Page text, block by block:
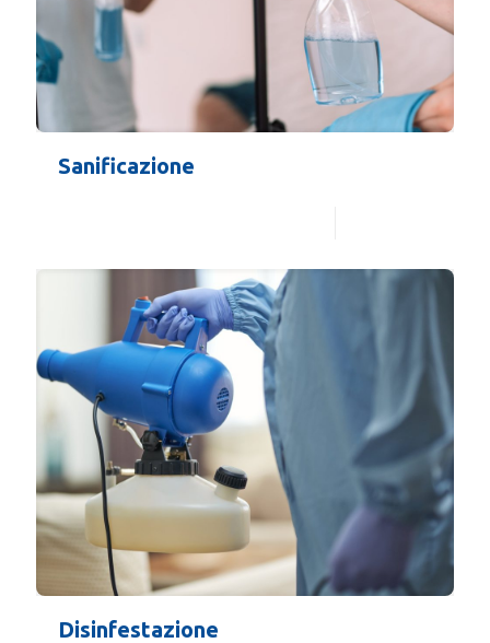
Sanificazione
Disinfestazione